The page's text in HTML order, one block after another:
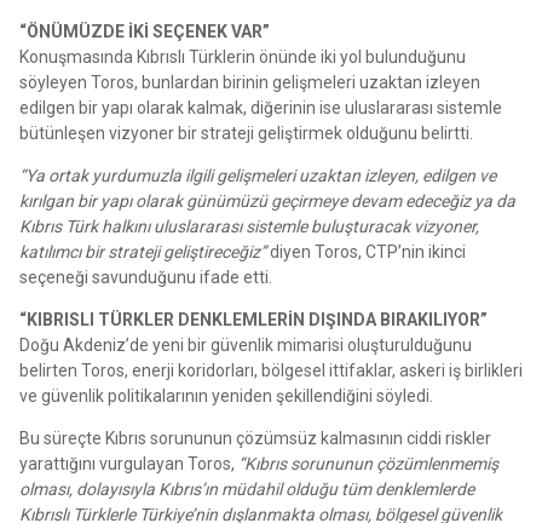
“ÖNÜMÜZDE İKİ SEÇENEK VAR”
Konuşmasında Kıbrıslı Türklerin önünde iki yol bulunduğunu
söyleyen Toros, bunlardan birinin gelişmeleri uzaktan izleyen
edilgen bir yapı olarak kalmak, diğerinin ise uluslararası sistemle
bütünleşen vizyoner bir strateji geliştirmek olduğunu belirtti.
“Ya ortak yurdumuzla ilgili gelişmeleri uzaktan izleyen, edilgen ve
kırılgan bir yapı olarak günümüzü geçirmeye devam edeceğiz ya da
Kıbrıs Türk halkını uluslararası sistemle buluşturacak vizyoner,
katılımcı bir strateji geliştireceğiz”diyen Toros, CTP’nin ikinci
seçeneği savunduğunu ifade etti.
“KIBRISLI TÜRKLER DENKLEMLERİN DIŞINDA BIRAKILIYOR”
Doğu Akdeniz’de yeni bir güvenlik mimarisi oluşturulduğunu
belirten Toros, enerji koridorları, bölgesel ittifaklar, askeri iş birlikleri
ve güvenlik politikalarının yeniden şekillendiğini söyledi.
Bu süreçte Kıbrıs sorununun çözümsüz kalmasının ciddi riskler
yarattığını vurgulayan Toros, “Kıbrıs sorununun çözümlenmemiş
olması, dolayısıyla Kıbrıs’ın müdahil olduğu tüm denklemlerde
Kıbrıslı Türklerle Türkiye’nin dışlanmakta olması, bölgesel güvenlik